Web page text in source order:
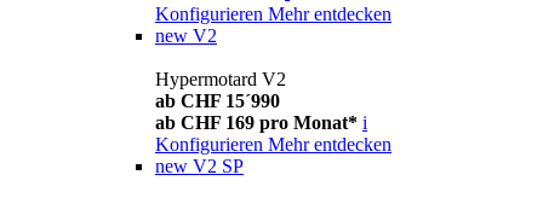
Konfigurieren Mehr entdecken
new V2
Hypermotard V2
ab CHF 15´990
ab CHF 169 pro Monat* i
Konfigurieren Mehr entdecken
new V2 SP